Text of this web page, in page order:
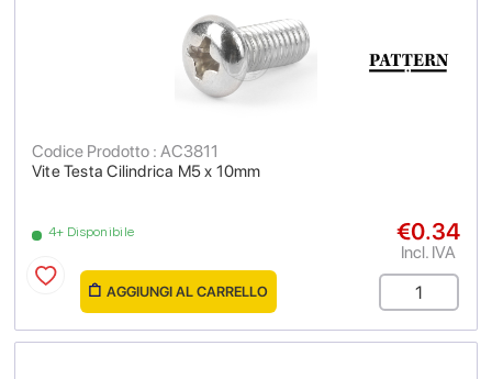
Vite Testa Cilindrica M5 x 10mm
Codice Prodotto : AC3811
4+ Disponibile €0.34
Incl. IVA
AGGIUNGI AL CARRELLO